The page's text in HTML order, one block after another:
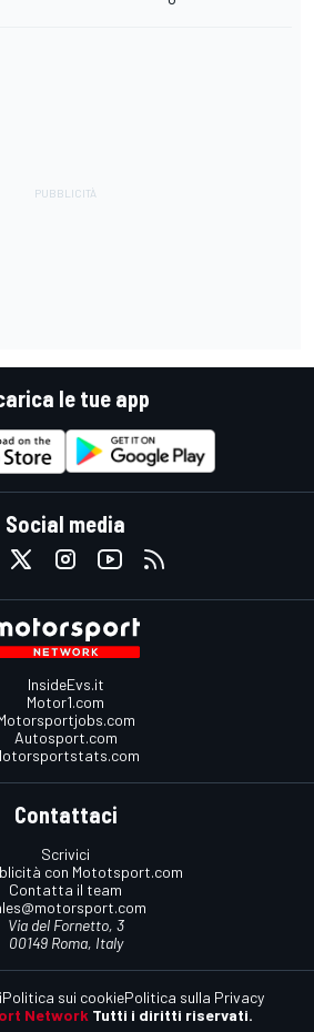
le tue app
Social media
InsideEvs.it
Motor1.com
Autosport.com
Contattaci
Scrivici
con Mototsport.com
Contatta il team
Via del Fornetto, 3
00149 Roma, Italy
Network Tutti i diritti riservati.
Politica sui cookiePolitica sulla Privacy